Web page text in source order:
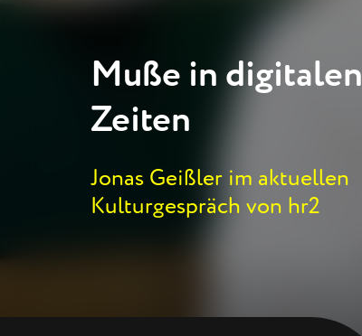
Muße in digitalen
Zeiten
Jonas Geißler im aktuellen
Kulturgespräch von hr2